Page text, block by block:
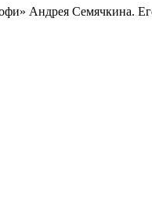
Андрея Семячкина.